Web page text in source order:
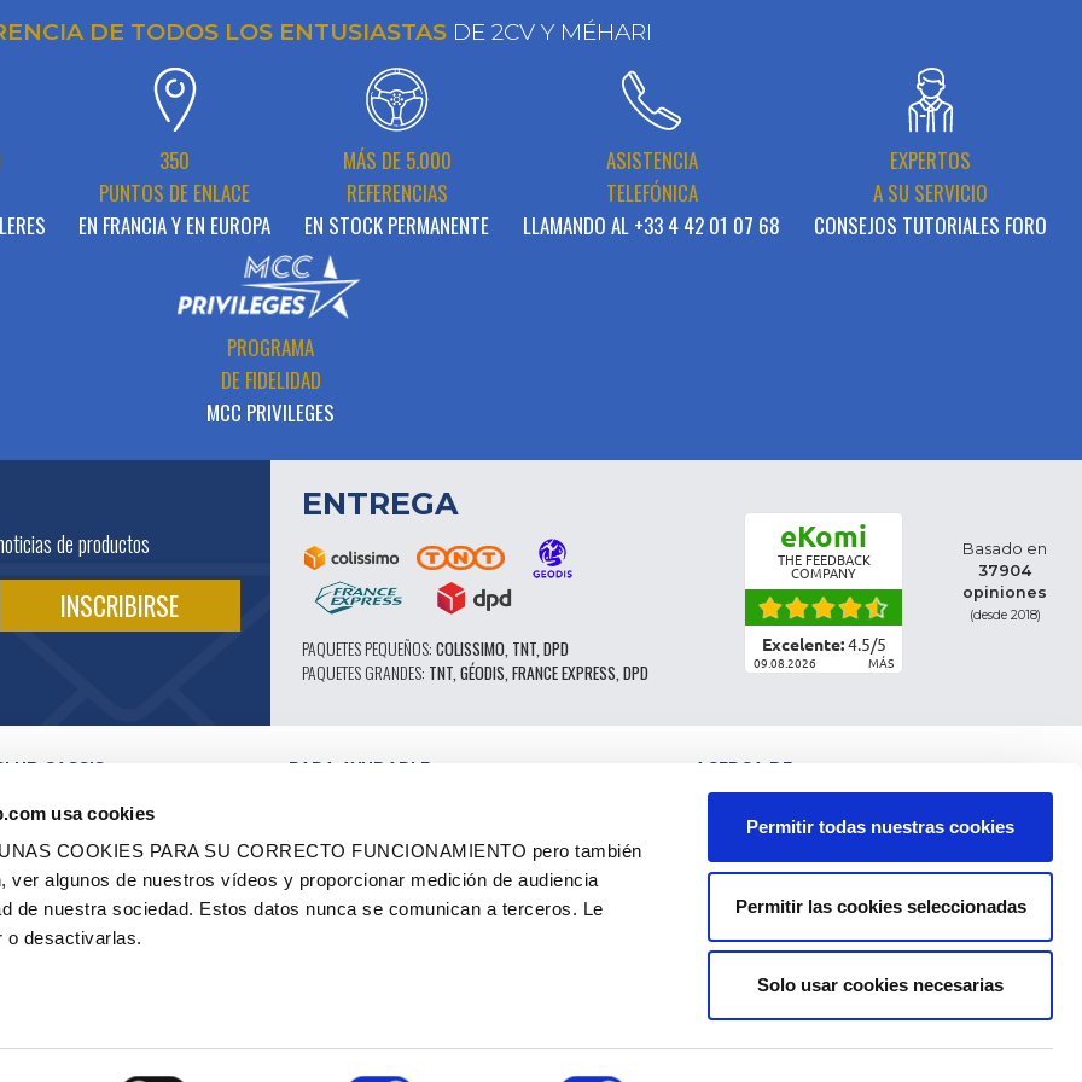
usa cookies
COOKIES PARA SU CORRECTO FUNCIONAMIENTO pero también
ver algunos de nuestros vídeos y proporcionar medición de audiencia
de nuestra sociedad. Estos datos nunca se comunican a terceros. Le
o desactivarlas.
Permitir todas nuestras cookies
Permitir las cookies seleccionadas
Solo usar cookies necesarias
DE TODOS LOS ENTUSIASTAS DE 2CV Y MÉHARI
350
PUNTOS DE ENLACE
EN FRANCIA Y EN EUROPA
MÁS DE 5.000
REFERENCIAS
EN STOCK PERMANENTE
ASISTENCIA
TELEFÓNICA
LLAMANDO AL +33 4 42 01 07 68
EXPERTOS
A SU SERVICIO
CONSEJOS TUTORIALES FORO
PROGRAMA
DE FIDELIDAD
MCC PRIVILEGES
de productos
ENTREGA
PAQUETES PEQUEÑOS: COLISSIMO, TNT, DPD
PAQUETES GRANDES: TNT, GÉODIS, FRANCE EXPRESS, DPD
eKomi
THE FEEDBACK
COMPANY
Excelente:4.5/5
09.08.2026 MÁS
Basado en
37904
opiniones
(desde 2018)
CASSIS
EN VÍDEO
AUTORIZADOS
Y ETIQUETAS
- RENOVACIÓN
PARA AYUDARLE
CATÁLOGO
PIEZAS 602 - ALTO RENDIMIENTO
NEUMÁTICOS MICHELIN CLÁSICOS
ACERCA DE
CLASIFICACIÓN DE LAS PIEZAS
CONDICIONES GENERALES DE VENTA
NOTAS LEGALES
DATOS PERSONALES Y COOKIES
GASTOS DE ENVÍO